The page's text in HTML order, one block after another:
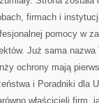
firmach i
pomocy w
Już sama
ochrony mają
i Poradniki dla
właścicieli firm,